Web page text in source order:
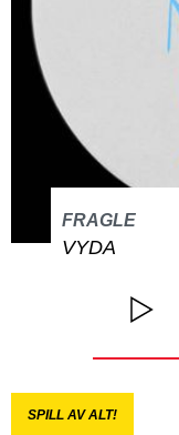
FRAGLE
VYDA
SPILL AV ALT!